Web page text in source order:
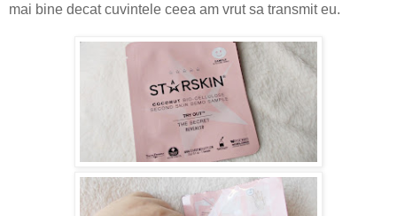
mai bine decat cuvintele ceea am vrut sa transmit eu.